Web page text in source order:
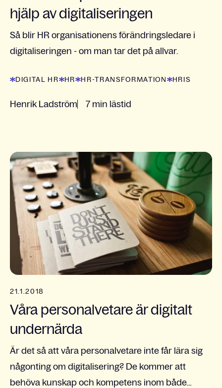
hjälp av digitaliseringen
Så blir HR organisationens förändringsledare i
digitaliseringen - om man tar det på allvar.
DIGITAL HR HR HR-TRANSFORMATION HRIS
Henrik Ladström 7 min lästid
21.1.2018
Våra personalvetare är digitalt
undernärda
Är det så att våra personalvetare inte får lära sig
någonting om digitalisering? De kommer att
behöva kunskap och kompetens inom både